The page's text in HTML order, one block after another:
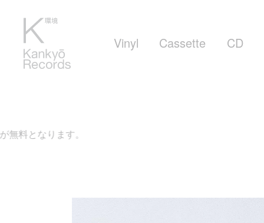
Vinyl Cassette CD